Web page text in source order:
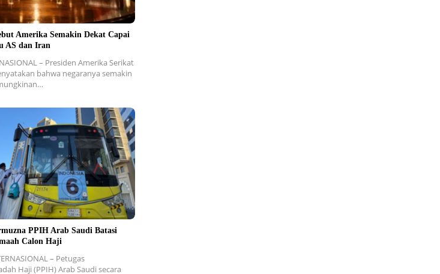
Amerika Semakin Dekat Capai
AS dan Iran
– Presiden Amerika Serikat
bahwa negaranya semakin
PPIH Arab Saudi Batasi
Calon Haji
– Petugas
Haji (PPIH) Arab Saudi secara